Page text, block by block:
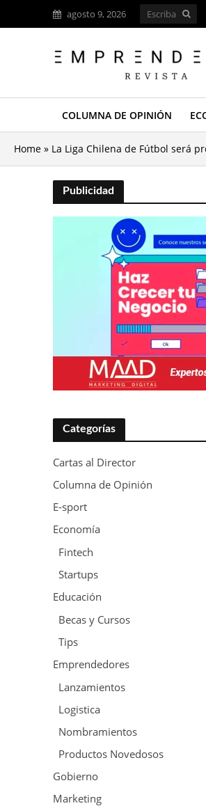
agosto 9, 2026
COLUMNA DE OPINIÓN
Home » La Liga Chilena de Fútbol será
Publicidad
Categorías
Cartas al Director
Columna de Opinión
E-sport
Economía
Fintech
Startups
Educación
Becas y Cursos
Tips
Emprendedores
Lanzamientos
Logistica
Nombramientos
Productos Novedosos
Gobierno
Marketing